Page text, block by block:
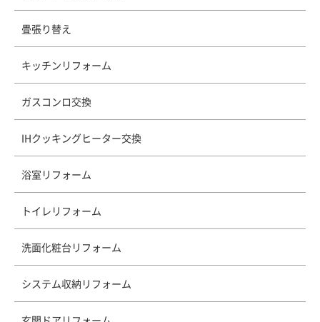
畳張り替え
キッチンリフォーム
ガスコンロ交換
IHクッキングヒーター交換
浴室リフォーム
トイレリフォーム
洗面化粧台リフォーム
システム収納リフォーム